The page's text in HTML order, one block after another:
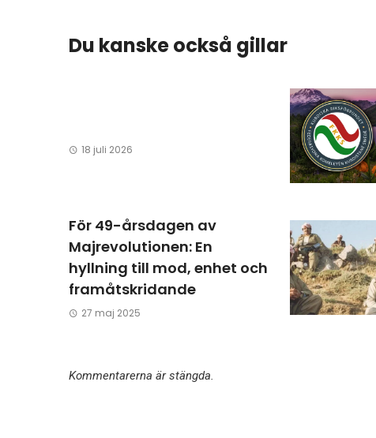
Du kanske också gillar
18 juli 2026
För 49-årsdagen av
Majrevolutionen: En
hyllning till mod, enhet och
framåtskridande
27 maj 2025
Kommentarerna är stängda.